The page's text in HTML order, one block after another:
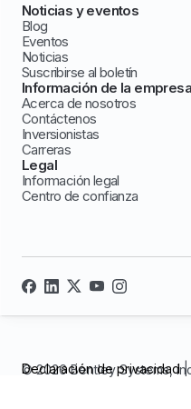
Noticias y eventos
Blog
Eventos
Noticias
Suscribirse al boletín
Información de la empresa
Acerca de nosotros
Contáctenos
Inversionistas
Carreras
Legal
Información legal
Centro de confianza
© 2026 Bentley Systems,
Declaración de privacidad|